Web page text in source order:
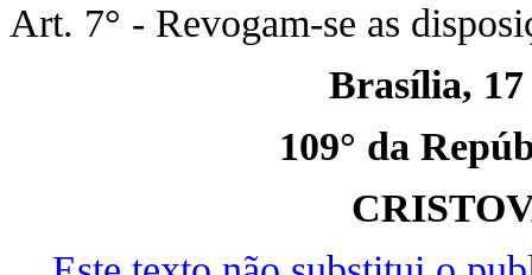
Art. 7° - Revogam-se as
Brasília, 17
109° da